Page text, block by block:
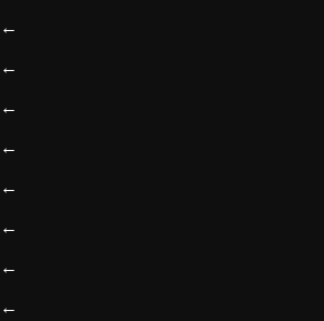
←
←
←
←
←
←
←
←